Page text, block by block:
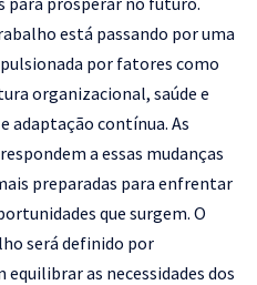
está passando por uma
por fatores como
organizacional, saúde e
adaptação contínua. As
a essas mudanças
preparadas para enfrentar
que surgem. O
será definido por
as necessidades dos